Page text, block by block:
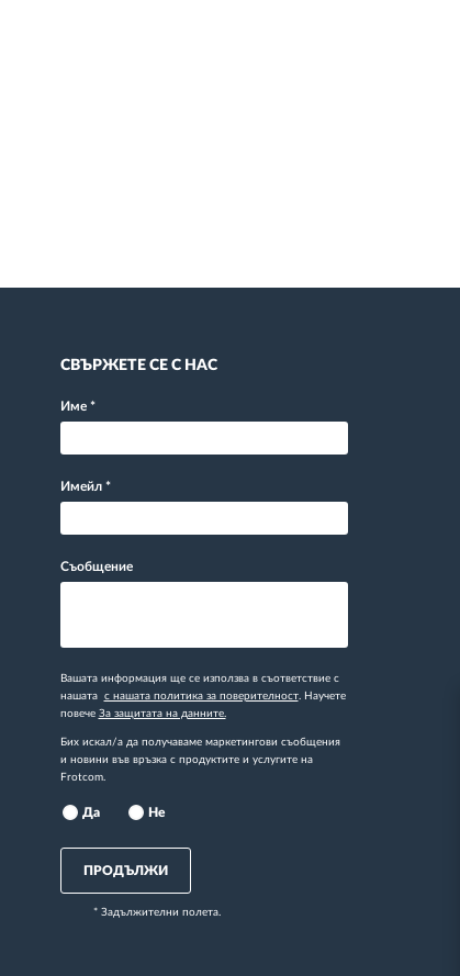
СВЪРЖЕТЕ СЕ С НАС
Име *
Имейл *
Съобщение
Вашата информация ще се използва в съответствие с
нашата с нашата политика за поверителност. Научете
повече За защитата на данните.
Бих искал/а да получаваме маркетингови съобщения
и новини във връзка с продуктите и услугите на
Frotcom.
Да Не
ПРОДЪЛЖИ
* Задължителни полета.